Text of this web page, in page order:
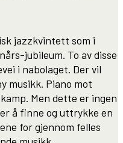
jazzkvintett som i
jubileum. To av disse
i nabolaget. Der vil
musikk. Piano mot
Men dette er ingen
å finne og uttrykke en
for gjennom felles